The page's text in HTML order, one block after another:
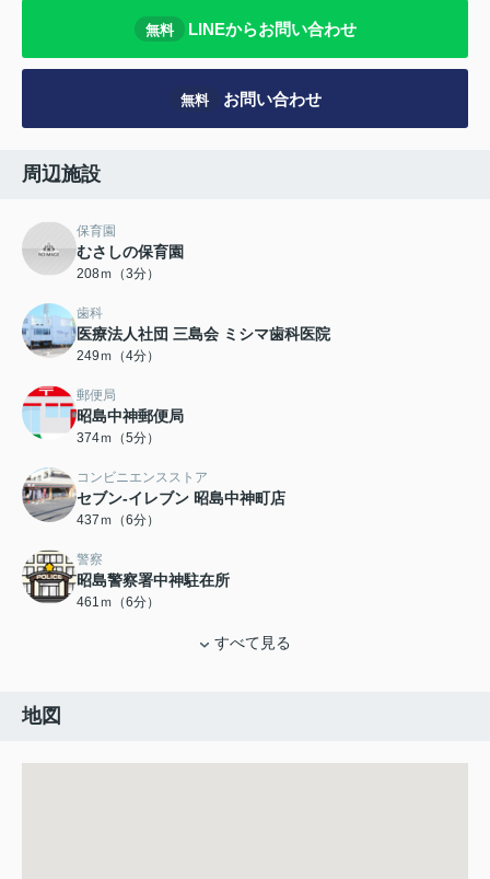
無料 LINEからお問い合わせ
無料 お問い合わせ
周辺施設
保育園
むさしの保育園
208ｍ（3分）
歯科
医療法人社団 三島会 ミシマ歯科医院
249ｍ（4分）
郵便局
昭島中神郵便局
374ｍ（5分）
コンビニエンスストア
セブン-イレブン 昭島中神町店
437ｍ（6分）
警察
昭島警察署中神駐在所
461ｍ（6分）
すべて見る
地図